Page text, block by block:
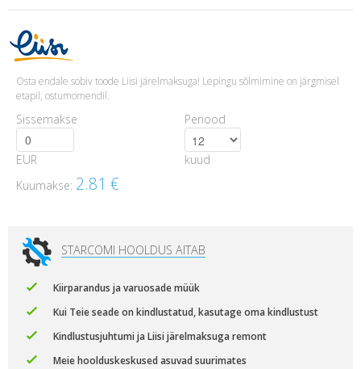
Osta endale sobiv toode Liisi järelmaksuga! Lepingu sõlmimine on järgmisel
etapil, ostumomendil.
Sissemakse
EUR
Periood
kuud
Kuumakse: 2.81 €
STARCOMI HOOLDUS AITAB
Kiirparandus ja varuosade müük
Kui Teie seade on kindlustatud, kasutage oma kindlustust
Kindlustusjuhtumi ja Liisi järelmaksuga remont
Meie hoolduskeskused asuvad suurimates